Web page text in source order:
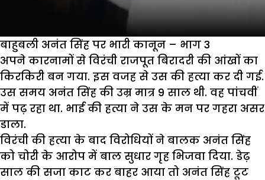
बाहुबली अनंत सिंह पर भारी कानून – भाग 3
अपने कारनामों से विरंची राजपूत बिरादरी की आंखों का
किरकिरी बन गया. इस वजह से उस की हत्या कर दी गई.
उस समय अनंत सिंह की उम्र मात्र 9 साल थी. वह पांचवीं
में पढ़ रहा था. भाई की हत्या ने उस के मन पर गहरा असर
डाला.
विरंची की हत्या के बाद विरोधियों ने बालक अनंत सिंह
को चोरी के आरोप में बाल सुधार गृह भिजवा दिया. डेढ़
साल की सजा काट कर बाहर आया तो अनंत सिंह टूट